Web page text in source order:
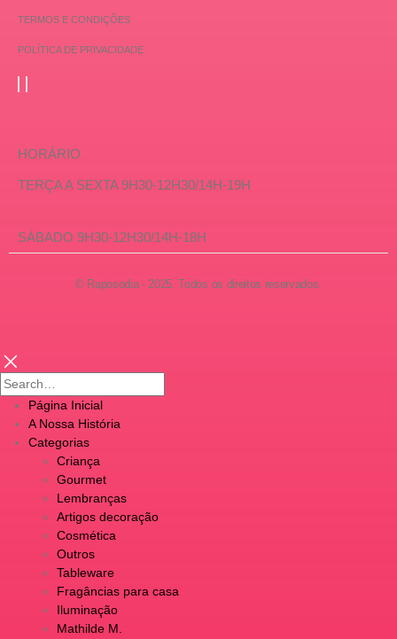
TERMOS E CONDIÇÕES
POLÍTICA DE PRIVACIDADE
HORÁRIO
TERÇA A SEXTA 9H30-12H30/14H-19H
SÁBADO 9H30-12H30/14H-18H
© Raposodia - 2025. Todos os direitos reservados.
Página Inicial
A Nossa História
Categorias
Criança
Gourmet
Lembranças
Artigos decoração
Cosmética
Outros
Tableware
Fragâncias para casa
Iluminação
Mathilde M.